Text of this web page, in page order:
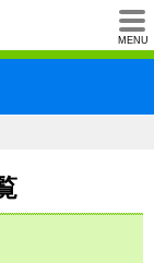
MENU
人石川